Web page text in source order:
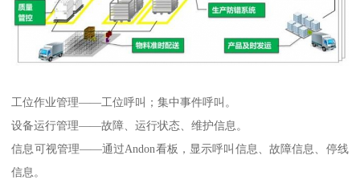
工位作业管理——工位呼叫；集中事件呼叫。
设备运行管理——故障、运行状态、维护信息。
信息可视管理——通过Andon看板，显示呼叫信息、故障信息、停线
信息。